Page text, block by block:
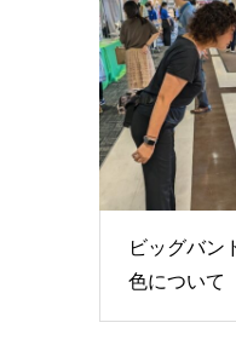
ビッグバン
色について